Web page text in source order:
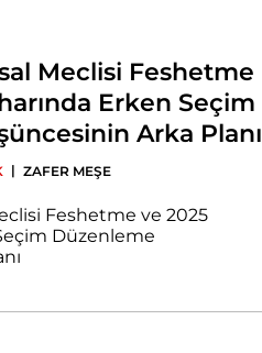
Meclisi Feshetme
Erken Seçim
Arka Planı
| ZAFER MEŞE